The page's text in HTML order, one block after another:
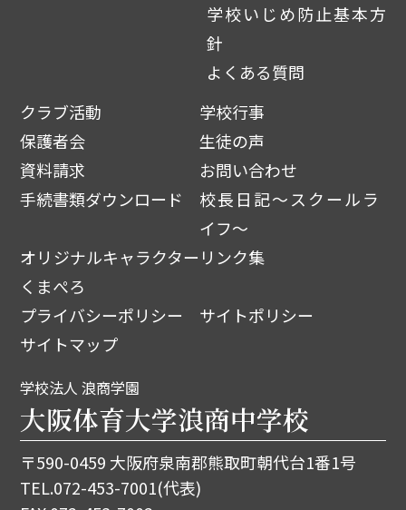
学校いじめ防止基本方
針
よくある質問
クラブ活動
学校行事
保護者会
生徒の声
資料請求
お問い合わせ
手続書類ダウンロード
校長日記～スクールラ
イフ～
オリジナルキャラクター
くまぺろ
リンク集
プライバシーポリシー
サイトポリシー
サイトマップ
学校法人 浪商学園
大阪体育大学浪商中学校
〒590-0459 大阪府泉南郡熊取町朝代台1番1号
TEL.072-453-7001(代表)